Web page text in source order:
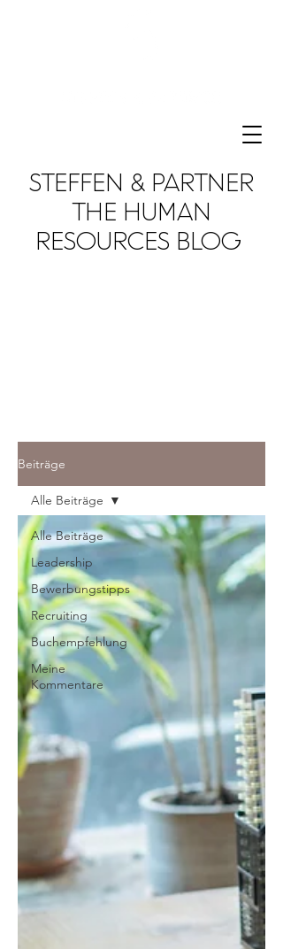
STEFFEN & PARTNER
THE HUMAN
RESOURCES BLOG
Beiträge
Alle Beiträge
Leadership
Bewerbungstipps
Recruiting
Buchempfehlung
Meine
Kommentare
Alle Beiträge